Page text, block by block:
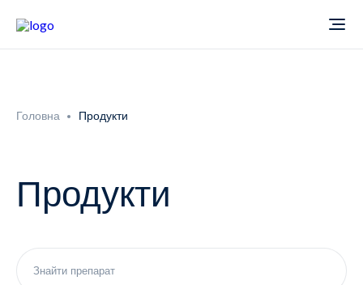
Новини
Неврологія
Фармаконагляд
Головна Продукти
Продукти